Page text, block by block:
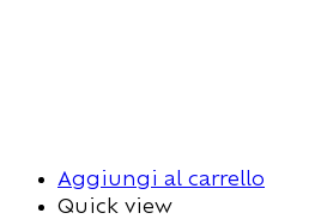
Aggiungi al carrello
Quick view